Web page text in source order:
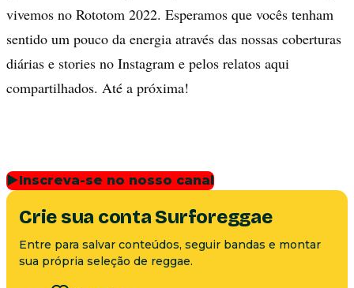
vivemos no Rototom 2022. Esperamos que vocês tenham
sentido um pouco da energia através das nossas coberturas
diárias e stories no Instagram e pelos relatos aqui
compartilhados. Até a próxima!
▶Inscreva-se no nosso canal
Crie sua conta Surforeggae
Entre para salvar conteúdos, seguir bandas e montar
sua própria seleção de reggae.